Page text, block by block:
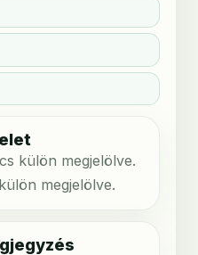
külön megjelölve.
megjelölve.